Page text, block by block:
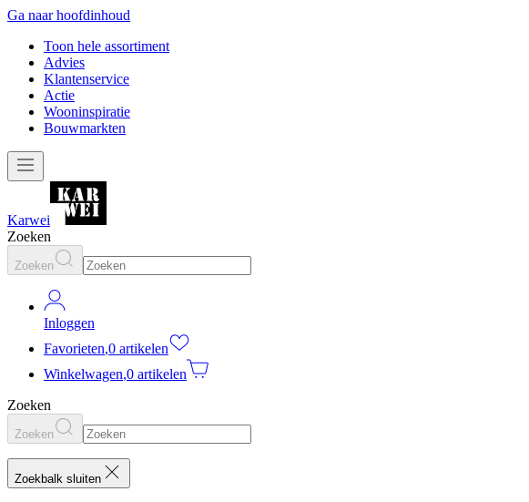
Ga naar hoofdinhoud
Toon hele assortiment
Advies
Klantenservice
Actie
Wooninspiratie
Bouwmarkten
Karwei
Zoeken
Zoeken
Inloggen
Favorieten,0 artikelen
Winkelwagen,0 artikelen
Zoeken
Zoeken
Zoekbalk sluiten